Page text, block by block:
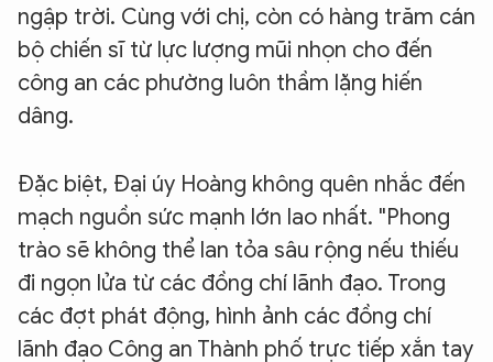
ngập trời. Cùng với chị, còn có hàng trăm cán
bộ chiến sĩ từ lực lượng mũi nhọn cho đến
công an các phường luôn thầm lặng hiến
dâng.
Đặc biệt, Đại úy Hoàng không quên nhắc đến
mạch nguồn sức mạnh lớn lao nhất. "Phong
trào sẽ không thể lan tỏa sâu rộng nếu thiếu
đi ngọn lửa từ các đồng chí lãnh đạo. Trong
các đợt phát động, hình ảnh các đồng chí
lãnh đạo Công an Thành phố trực tiếp xắn tay
Hãy hỏi tôi bất kỳ điều gì bạn cần biết về
An Ninh Thủ Đô nhé. Tôi sẵn sàng hỗ trợ!